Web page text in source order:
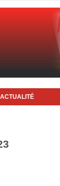
ACTUALITÉ